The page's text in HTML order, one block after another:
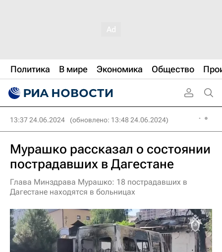
Политика В мире Экономика Общество
13:37 24.06.2024 (обновлено: 13:48 24.06.2024)
Мурашко рассказал о состоянии
пострадавших в Дагестане
Глава Минздрава Мурашко: 18 пострадавших в
Дагестане находятся в больницах